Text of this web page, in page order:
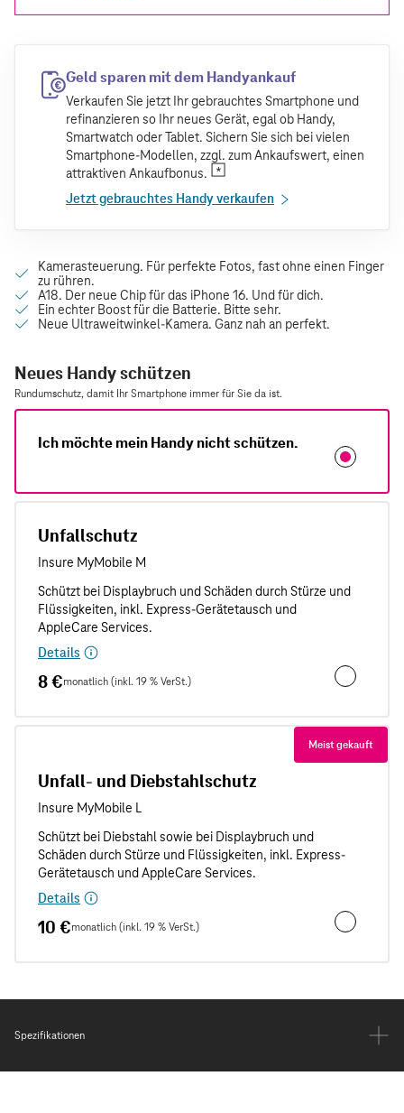
Geld sparen mit dem Handyankauf
Verkaufen Sie jetzt Ihr gebrauchtes Smartphone und
refinanzieren so Ihr neues Gerät, egal ob Handy,
Smartwatch oder Tablet. Sichern Sie sich bei vielen
Smartphone-Modellen, zzgl. zum Ankaufswert, einen
attraktiven Ankaufbonus.
Jetzt gebrauchtes Handy verkaufen
Neues Handy schützen
Rundumschutz, damit Ihr Smartphone immer für Sie da ist.
Ich möchte mein Handy nicht schützen.
Unfallschutz
Details
8 €monatlich (inkl. 19 % VerSt.)
Meist gekauft
Unfall- und Diebstahlschutz
Details
10 €monatlich (inkl. 19 % VerSt.) Unfall- und
Spezifikationen